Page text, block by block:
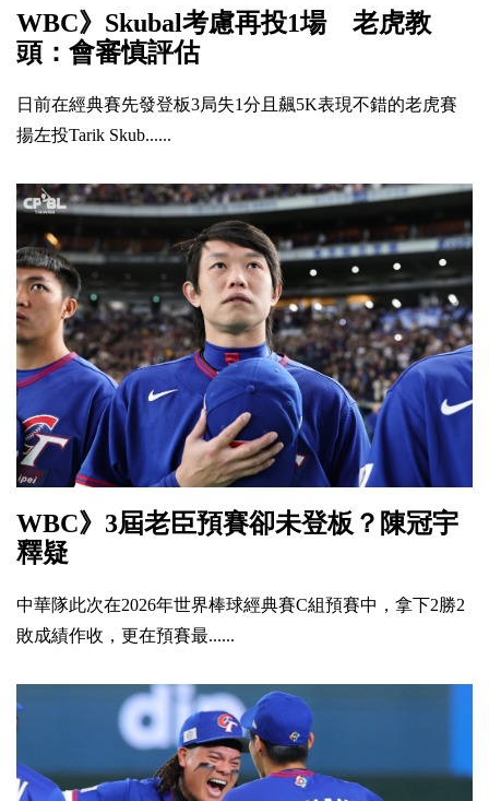
WBC》Skubal考慮再投1場 老虎教
頭：會審慎評估
日前在經典賽先發登板3局失1分且飆5K表現不錯的老虎賽
揚左投Tarik Skub......
WBC》3屆老臣預賽卻未登板？陳冠宇
釋疑
中華隊此次在2026年世界棒球經典賽C組預賽中，拿下2勝2
敗成績作收，更在預賽最......